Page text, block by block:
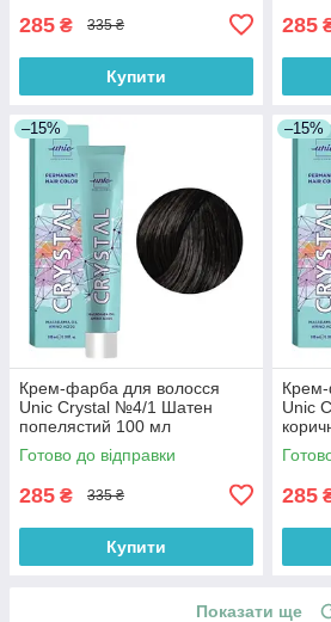
285 ₴ 335 ₴
Купити
285
–15%
Крем-фарба для волосся
Unic Crystal №4/1 Шатен
попелястий 100 мл
Готово до відправки
285 ₴ 335 ₴
Купити
–15%
Unic
мл
285
Показати ще